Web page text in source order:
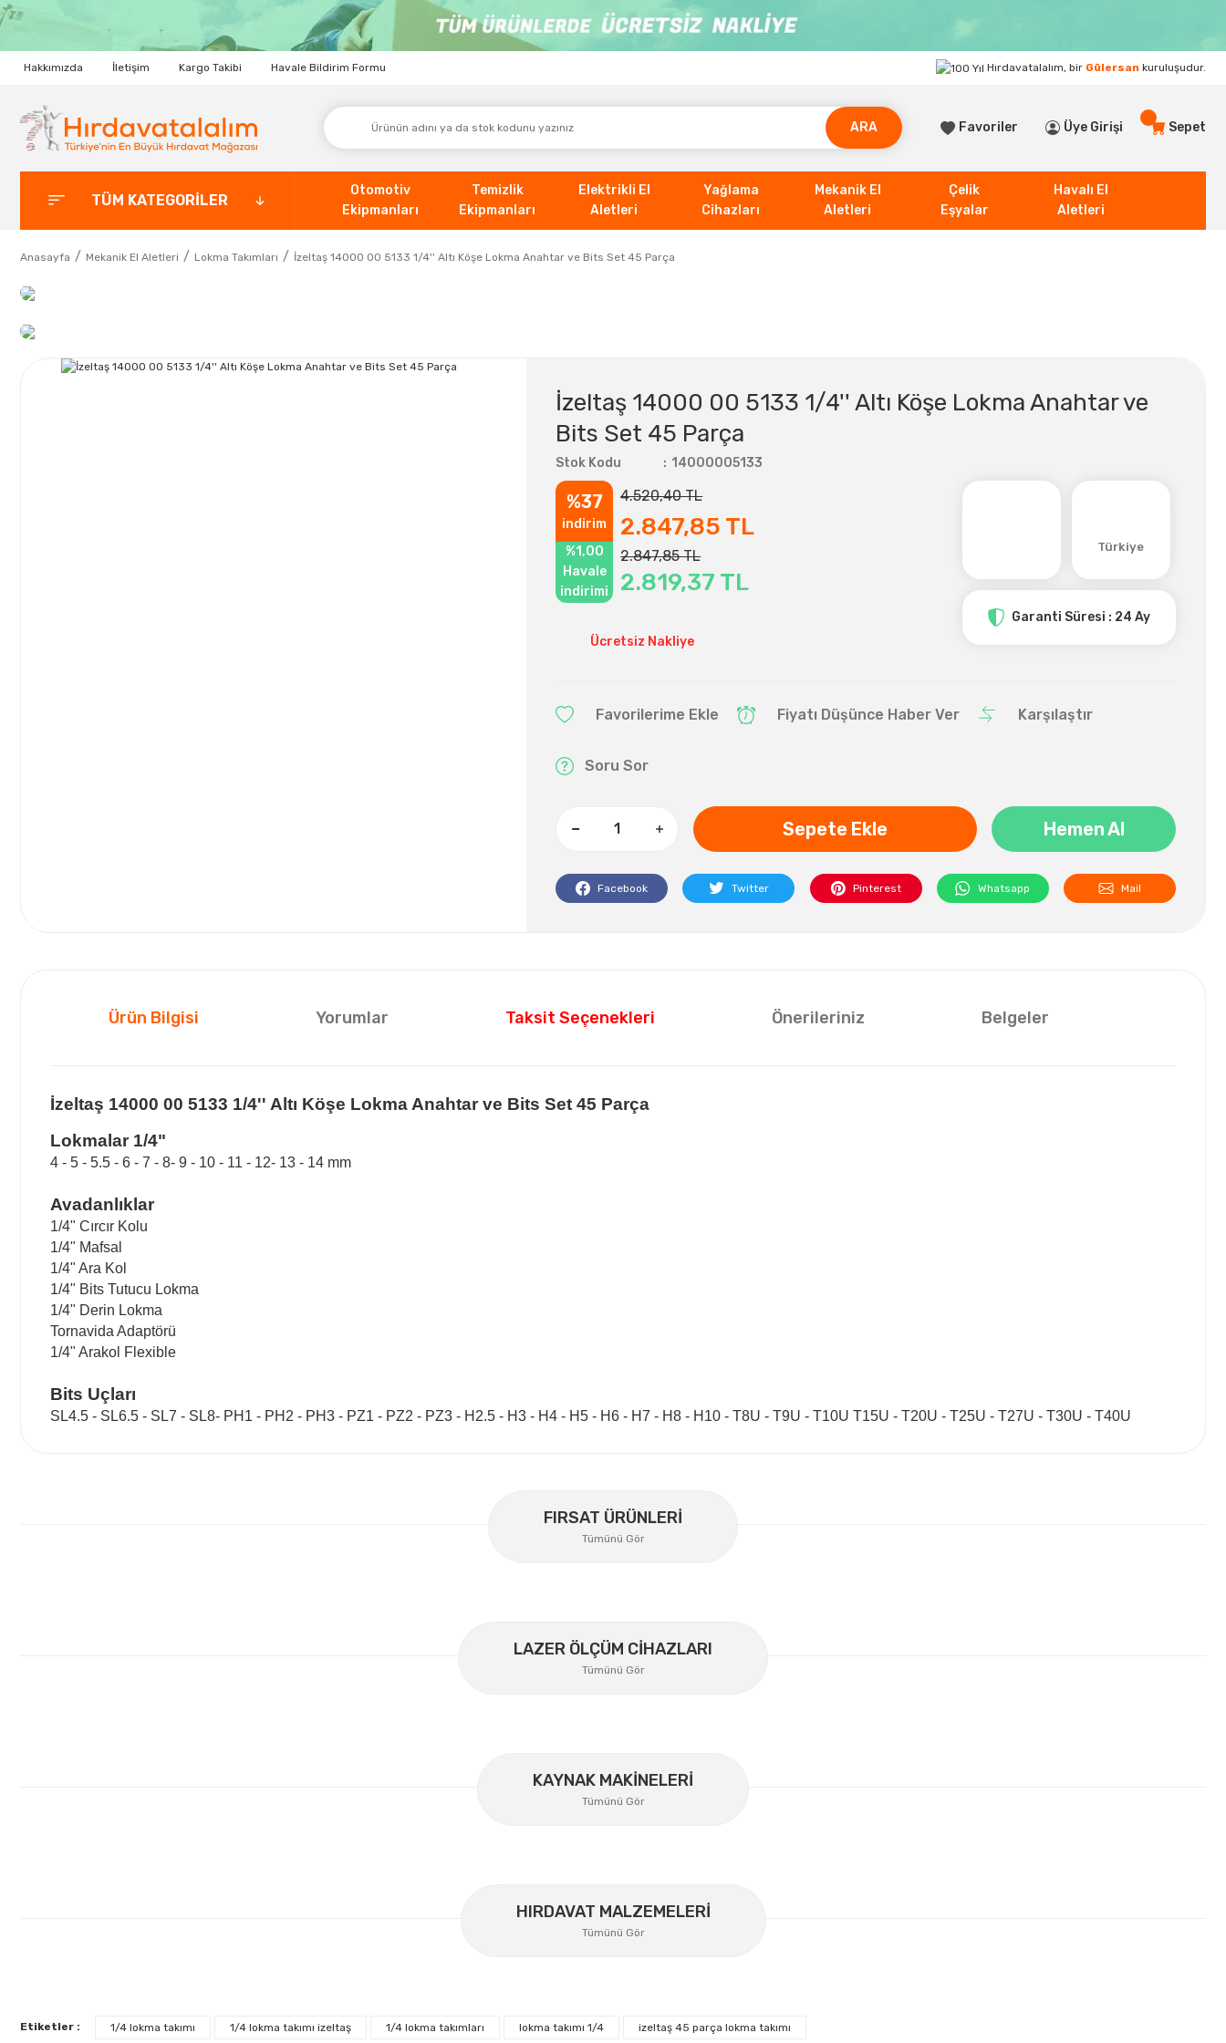
Hakkımızda İletişim Kargo Takibi Havale Bildirim Formu Hırdavatalalım, bir Gülersan kuruluşudur.
ARA Favoriler Üye Girişi Sepet
TÜM KATEGORİLER
Otomotiv
Ekipmanları
Temizlik
Ekipmanları
Elektrikli El
Aletleri
Yağlama
Cihazları
Mekanik El
Aletleri
Çelik
Eşyalar
Havalı El
Aletleri
Anasayfa Mekanik El Aletleri Lokma Takımları İzeltaş 14000 00 5133 1/4'' Altı Köşe Lokma Anahtar ve Bits Set 45 Parça
İzeltaş 14000 00 5133 1/4'' Altı Köşe Lokma Anahtar ve
Bits Set 45 Parça
Stok Kodu 14000005133
%37
indirim
4.520,40 TL
2.847,85 TL
%1,00
Havale
indirimi
2.847,85 TL
2.819,37 TL
Ücretsiz Nakliye
Türkiye
Garanti Süresi : 24 Ay
Fiyatı Düşünce Haber Ver Karşılaştır
Soru Sor
Sepete Ekle Hemen Al
Facebook Twitter Pinterest Whatsapp Mail
Ürün Bilgisi Yorumlar Taksit Seçenekleri Önerileriniz Belgeler
İzeltaş 14000 00 5133 1/4'' Altı Köşe Lokma Anahtar ve Bits Set 45 Parça
Lokmalar 1/4"
4 - 5 - 5.5 - 6 - 7 - 8- 9 - 10 - 11 - 12- 13 - 14 mm
Avadanlıklar
1/4" Cırcır Kolu
1/4" Mafsal
1/4" Ara Kol
1/4" Bits Tutucu Lokma
1/4" Derin Lokma
Tornavida Adaptörü
1/4" Arakol Flexible
Bits Uçları
SL4.5 - SL6.5 - SL7 - SL8- PH1 - PH2 - PH3 - PZ1 - PZ2 - PZ3 - H2.5 - H3 - H4 - H5 - H6 - H7 - H8 - H10 - T8U - T9U - T10U T15U - T20U - T25U - T27U - T30U - T40U
Bu ürüne ilk yorumu siz yapın!
Gönder
FIRSAT ÜRÜNLERİ
Tümünü Gör
İzeltaş
LAZER ÖLÇÜM CİHAZLARI
Tümünü Gör
KAYNAK MAKİNELERİ
Tümünü Gör
HIRDAVAT MALZEMELERİ
Tümünü Gör
Etiketler : 1/4 lokma takımı 1/4 lokma takımı izeltaş 1/4 lokma takımları lokma takımı 1/4 izeltaş 45 parça lokma takımı